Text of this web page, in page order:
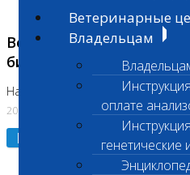
Ветеринарные
Владельцам
оплате
генетические
Возобновлено
биохимических
На Нагорной
20.07.2026
Подробнее